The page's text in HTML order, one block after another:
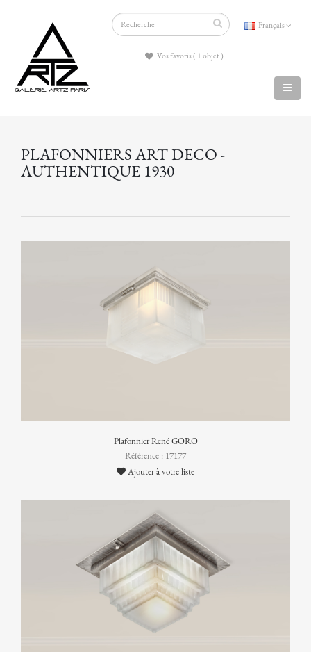
Français
Vos favoris ( 1 objet )
PLAFONNIERS ART DECO -
AUTHENTIQUE 1930
Plafonnier René GORO
Référence : 17177
Ajouter à votre liste